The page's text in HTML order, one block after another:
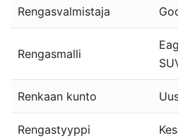
Rengasvalmistaja
Rengasmalli
Renkaan kunto
Rengastyyppi